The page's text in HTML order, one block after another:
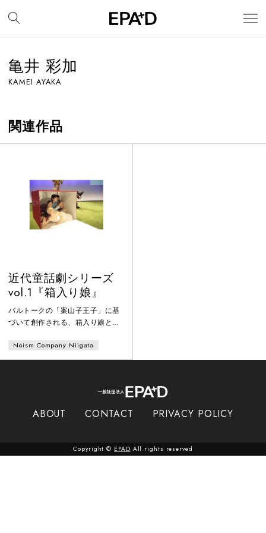
亀井 彩加
KAMEI AYAKA
関連作品
近代童話劇シリーズ
vol.1『箱入り娘』
バルトークの「案山子王子」に基
づいて創作される、箱入り娘と無
語。2人は仮想空間で出会い、現
実空間で傷つけあい、宇宙空間で
（箱）の間を彷徨う。表層と内
らの意志と"見えない意志（知
Noism Company Niigata
ABOUT CONTACT PRIVACY POLICY
Copyright © EPAD All rights reserved